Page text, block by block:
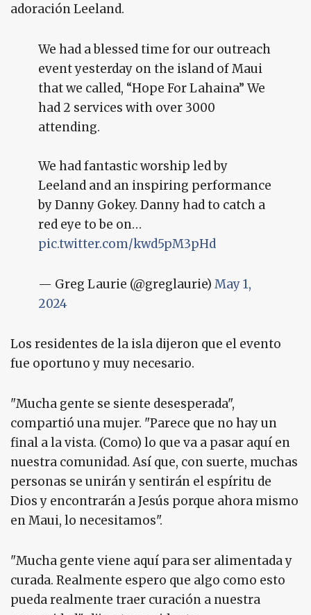
adoración Leeland.
We had a blessed time for our outreach
event yesterday on the island of Maui
that we called, “Hope For Lahaina” We
had 2 services with over 3000
attending.
We had fantastic worship led by
Leeland and an inspiring performance
by Danny Gokey. Danny had to catch a
red eye to be on…
pic.twitter.com/kwd5pM3pHd
— Greg Laurie (@greglaurie) May 1,
2024
Los residentes de la isla dijeron que el evento
fue oportuno y muy necesario.
"Mucha gente se siente desesperada",
compartió una mujer. "Parece que no hay un
final a la vista. (Como) lo que va a pasar aquí en
nuestra comunidad. Así que, con suerte, muchas
personas se unirán y sentirán el espíritu de
Dios y encontrarán a Jesús porque ahora mismo
en Maui, lo necesitamos".
"Mucha gente viene aquí para ser alimentada y
curada. Realmente espero que algo como esto
pueda realmente traer curación a nuestra